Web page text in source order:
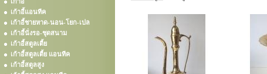
เก้าอี้แอนทีค
เก้าอี้ชายหาด-นอน-โยก-เปล
เก้าอี้นั่งรอ-ชุดสนาม
เก้าอี้สตูลเตี้ย
เก้าอี้สตูลเตี้ย แอนทีค
เก้าอี้สตูลสูง